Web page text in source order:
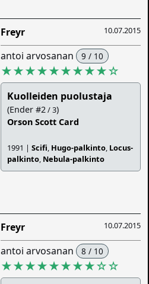
10.07.2015
Freyr
antoi arvosanan 9 / 10
★★★★★★★★★☆
Kuolleiden puolustaja
(Ender #2/ 3)
Orson Scott Card
1991 |Scifi, Hugo-palkinto, Locus-
palkinto, Nebula-palkinto
10.07.2015
Freyr
antoi arvosanan 8 / 10
★★★★★★★★☆☆